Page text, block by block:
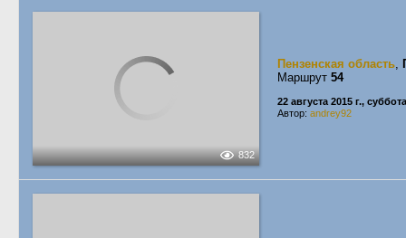
832
Пензенская область,
Маршрут 54
22 августа 2015 г., суббота
Автор: andrey92